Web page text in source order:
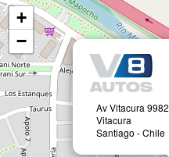
Av Vitacura 9982
Vitacura
Santiago - Chile
+
−